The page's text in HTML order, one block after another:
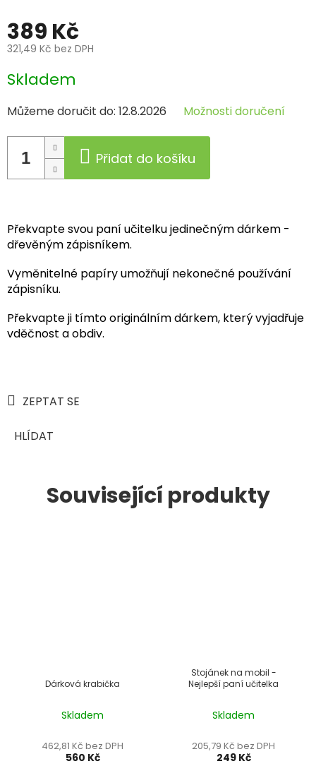
389 Kč
321,49 Kč bez DPH
Měrná
cena:
Skladem
Můžeme doručit do: 12.8.2026 Možnosti doručení
Přidat do košíku
Překvapte svou paní učitelku jedinečným dárkem -
dřevěným zápisníkem.
Vyměnitelné papíry umožňují nekonečné používání
zápisníku.
Překvapte ji tímto originálním dárkem, který vyjadřuje
vděčnost a obdiv.
ZEPTAT SE
HLÍDAT
Související produkty
Dárková krabička
Skladem
462,81 Kč bez DPH
560 Kč
Stojánek na mobil -
Nejlepší paní učitelka
Skladem
205,79 Kč bez DPH
249 Kč